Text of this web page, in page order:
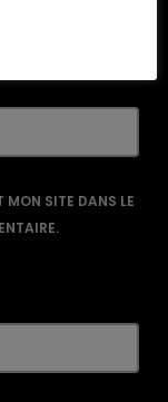
MON SITE DANS LE